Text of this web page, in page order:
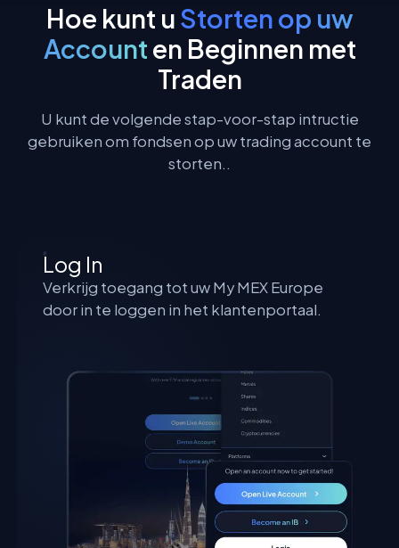
Hoe kunt uStorten op uw
Accounten Beginnen met
Traden
U kunt de volgende stap-voor-stap intructie
gebruiken om fondsen op uw trading account te
storten..
Log In
Verkrijg toegang tot uw My MEX Europe
door in te loggen in het klantenportaal.